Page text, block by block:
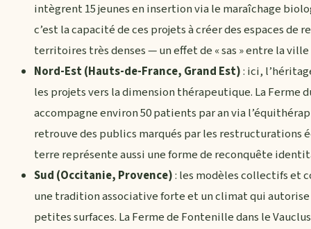
intègrent 15 jeunes en insertion via le maraîchage
c’est la capacité de ces projets à créer des espaces
territoires très denses — un effet de « sas » entre la
Nord-Est (Hauts-de-France, Grand Est): ici,
les projets vers la dimension thérapeutique. La Ferme
accompagne environ 50 patients par an via
retrouve des publics marqués par les restructurations
terre représente aussi une forme de reconquête
Sud (Occitanie, Provence): les modèles collectifs et
une tradition associative forte et un climat qui
petites surfaces. La Ferme de Fontenille dans le